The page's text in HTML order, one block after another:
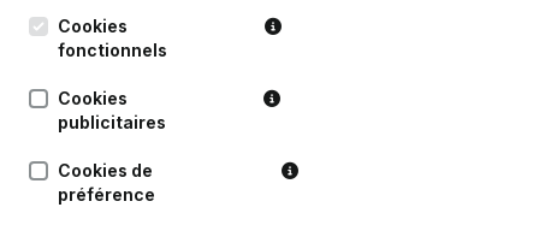
Cookies
fonctionnels
Cookies
publicitaires
Cookies de
préférence
Leuvensesteenweg
248D,
Thème